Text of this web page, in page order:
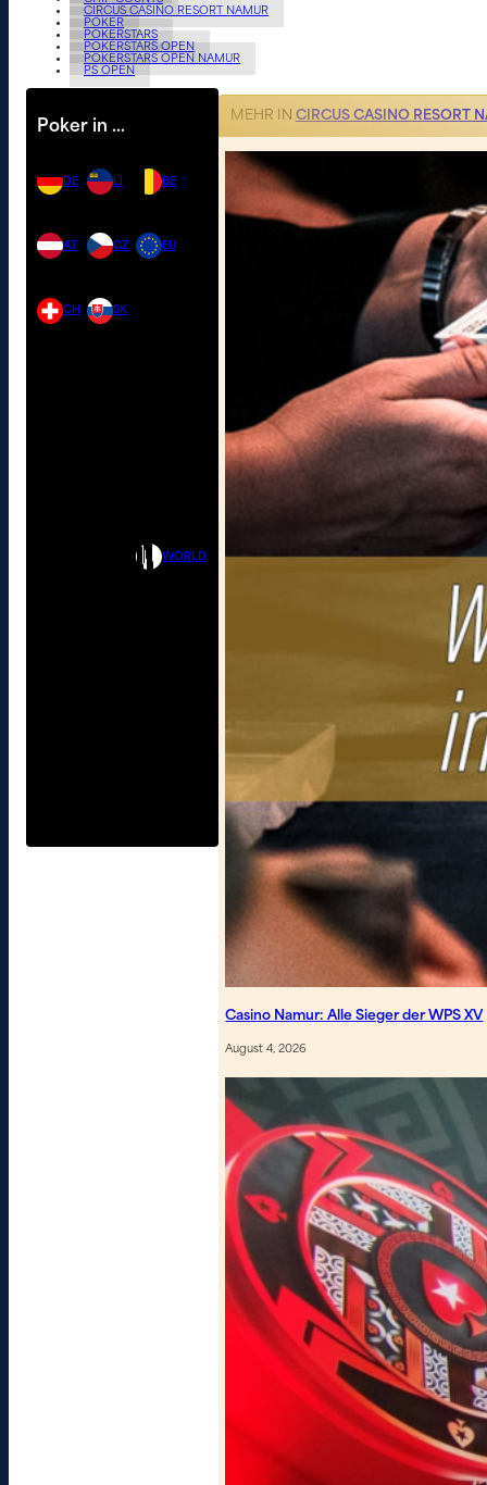
CIRCUS CASINO RESORT NAMUR
POKER
POKERSTARS
POKERSTARS OPEN
POKERSTARS OPEN NAMUR
PS OPEN
Poker in …
DE
AT
CH
LI
CZ
SK
BE
EU
WORLD
MEHR IN CIRCUS CASINO RESORT
Casino Namur: Alle Sieger der WPS XV
August 4, 2026